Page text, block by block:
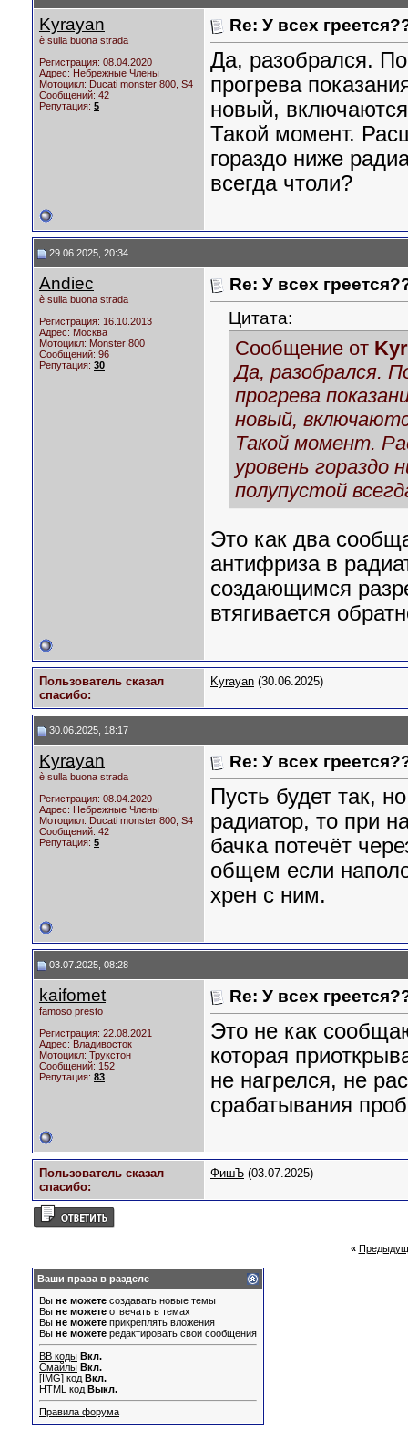
Kyrayan
è sulla buona strada
Регистрация: 08.04.2020
Адрес: Небрежные Члены
Мотоцикл: Ducati monster 800, S4
Сообщений: 42
Репутация: 5
Re: У всех
Да, разобрался.
прогрева
новый,
Такой момент.
гораздо ниже
всегда чтоли?
29.06.2025, 20:34
Andiec
è sulla buona strada
Регистрация: 16.10.2013
Адрес: Москва
Мотоцикл: Monster 800
Сообщений: 96
Репутация: 30
Re: У всех
Цитата:
Сообщение от
Да, разобрался.
прогрева
новый,
Такой момент.
уровень
полупустой
Это как два
антифриза в
создающимся
втягивается
Пользователь сказал
cпасибо:
Kyrayan (30.06.2025)
30.06.2025, 18:17
Kyrayan
è sulla buona strada
Регистрация: 08.04.2020
Адрес: Небрежные Члены
Мотоцикл: Ducati monster 800, S4
Сообщений: 42
Репутация: 5
Re: У всех
Пусть будет так,
радиатор, то при
бачка потечёт
общем если
хрен с ним.
03.07.2025, 08:28
kaifomet
famoso presto
Регистрация: 22.08.2021
Адрес: Владивосток
Мотоцикл: Трукстон
Сообщений: 152
Репутация: 83
Re: У всех
Это не как
которая
не нагрелся, не
срабатывания
Пользователь сказал
cпасибо:
ФишЪ (03.07.2025)
«
Ваши права в разделе
Вы не можете создавать новые темы
Вы не можете отвечать в темах
Вы не можете прикреплять вложения
Вы не можете редактировать свои сообщения
BB коды Вкл.
Смайлы Вкл.
[IMG] код Вкл.
HTML код Выкл.
Правила форума